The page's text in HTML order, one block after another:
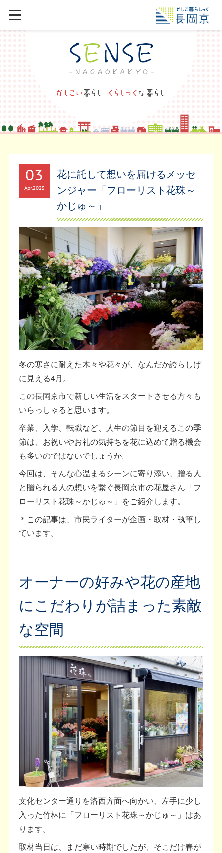
03
Apr2025
花に託して想いを届けるメッセ
ンジャー「フローリスト花珠～
かじゅ～」
冬の寒さに耐えた木々や花々が、なんだか誇らしげ
に見える4月。
この長岡京市で新しい生活をスタートさせる方々も
いらっしゃると思います。
卒業、入学、転職など、人生の節目を迎えるこの季
節は、お祝いやお礼の気持ちを花に込めて贈る機会
も多いのではないでしょうか。
今回は、そんな心温まるシーンに寄り添い、贈る人
と贈られる人の想いを繋ぐ長岡京市の花屋さん「フ
ローリスト花珠～かじゅ～」をご紹介します。
＊この記事は、市民ライターが企画・取材・執筆し
ています。
オーナーの好みや花の産地
にこだわりが詰まった素敵
な空間
文化センター通りを洛西方面へ向かい、左手に少し
入った竹林に「フローリスト花珠～かじゅ～」はあ
ります。
取材当日は、まだ寒い時期でしたが、そこだけ春が